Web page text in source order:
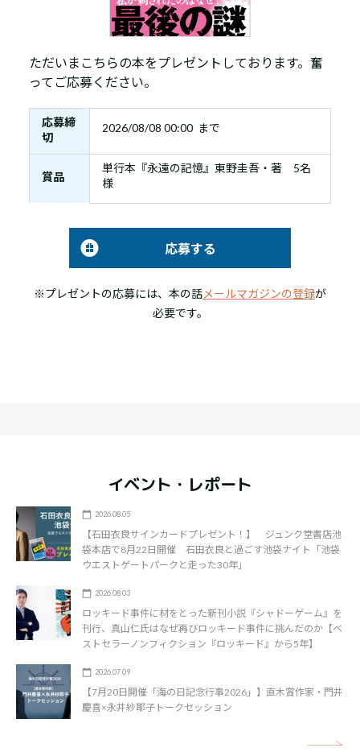
ただいまこちらの本をプレゼントしております。奮
ってご応募ください。
応募締
切
2026/08/08 00:00 まで
賞品
単行本『永遠の記憶』東野圭吾・著 5名
様
応募する
※プレゼントの応募には、本の話メールマガジンの登録が
必要です。
イベント・レポート
2026.08.05
【石田衣良サインカードプレゼント！】 ジュンク堂書店池
袋本店で8月22日開催 石田衣良と過ごす池袋ナイト「池袋
ウエストゲートパークと走った30年」
2026.08.03
ロッキード事件に材をとった新刊小説『シャドーゲーム』を
刊行、真山仁氏はなぜ再びロッキード事件に挑んだのか【ベ
ストセラーノンフィクション『ロッキード』から5年】
2026.07.09
【7月20日開催「海の日記念行事2026」】直木賞作家・門井
慶喜×永井紗耶子トークセッション